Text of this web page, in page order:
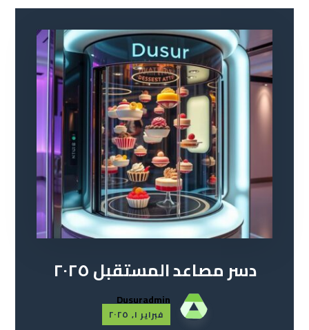
دسر مصاعد المستقبل ٢٠٢٥
Dusuradmin
فبراير ١, ٢٠٢٥